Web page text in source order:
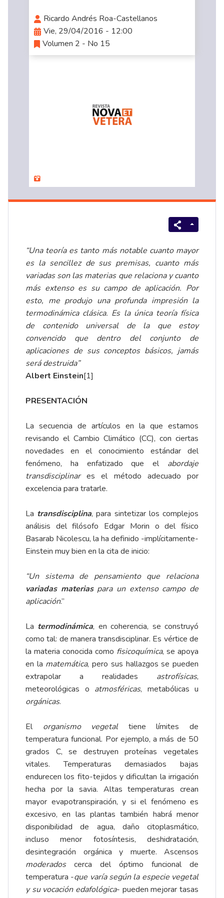
Ricardo Andrés Roa-Castellanos
Vie, 29/04/2016 - 12:00
Volumen 2 - No 15
“Una teoría es tanto más notable cuanto mayor
es la sencillez de sus premisas, cuanto más
variadas son las materias que relaciona y cuanto
más extenso es su campo de aplicación. Por
esto, me produjo una profunda impresión la
termodinámica clásica. Es la única teoría física
de contenido universal de la que estoy
convencido que dentro del conjunto de
aplicaciones de sus conceptos básicos, jamás
será destruida”
Albert Einstein[1]
PRESENTACIÓN
La secuencia de artículos en la que estamos
revisando el Cambio Climático (CC), con ciertas
novedades en el conocimiento estándar del
fenómeno, ha enfatizado que el abordaje
transdisciplinares el método adecuado por
excelencia para tratarle.
La transdisciplina, para sintetizar los complejos
análisis del filósofo Edgar Morin o del físico
Basarab Nicolescu, la ha definido -implícitamente-
Einstein muy bien en la cita de inicio:
“Un sistema de pensamiento que relaciona
variadas materiaspara un extenso campo de
aplicación.”
La termodinámica, en coherencia, se construyó
como tal: de manera transdisciplinar. Es vértice de
la materia conocida como fisicoquímica, se apoya
en la matemática, pero sus hallazgos se pueden
extrapolar a realidades astrofísicas,
meteorológicas o atmosféricas, metabólicas u
orgánicas.
El organismo vegetaltiene límites de
temperatura funcional. Por ejemplo, a más de 50
grados C, se destruyen proteínas vegetales
vitales. Temperaturas demasiados bajas
endurecen los fito-tejidos y dificultan la irrigación
hecha por la savia. Altas temperaturas crean
mayor evapotranspiración, y si el fenómeno es
excesivo, en las plantas también habrá menor
disponibilidad de agua, daño citoplasmático,
incluso menor fotosíntesis, deshidratación,
desintegración orgánica y muerte. Ascensos
moderadoscerca del óptimo funcional de
temperatura -que varía según la especie vegetal
y su vocación edafológica- pueden mejorar tasas